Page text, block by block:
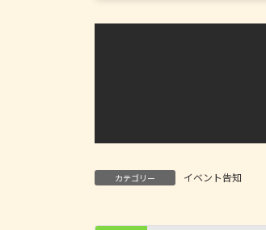
カテゴリー イベント告知